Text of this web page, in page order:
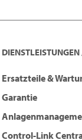
Ersatzteile &
Garantie
Control-Link